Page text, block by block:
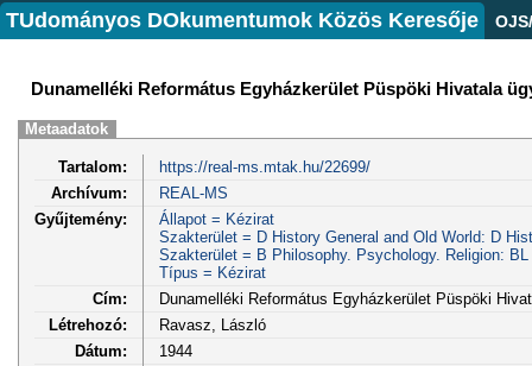
TUdományos DOkumentumok Közös Keresője
Dunamelléki Református Egyházkerület Püspöki Hivatala
Metaadatok
Tartalom:
https://real-ms.mtak.hu/22699/
Archívum:
REAL-MS
Gyűjtemény:
Állapot = Kézirat
Szakterület = D History General and Old World: D
Szakterület = B Philosophy. Psychology. Religion: BL
Típus = Kézirat
Cím:
Dunamelléki Református Egyházkerület Püspöki
Létrehozó:
Ravasz, László
Dátum:
1944